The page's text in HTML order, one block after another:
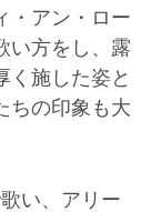
・アン・ロー
い方をし、露
く施した姿と
ちの印象も大
い、アリー